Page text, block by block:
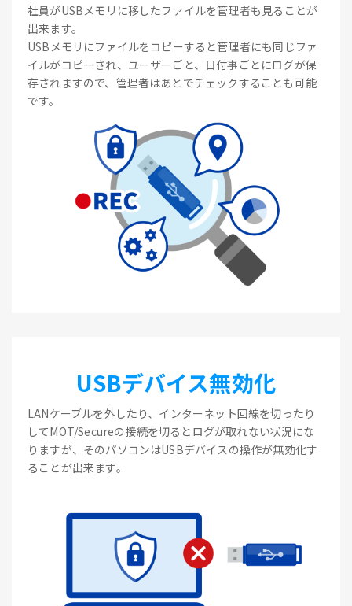
社員がUSBメモリに移したファイルを管理者も見ることが
出来ます。
USBメモリにファイルをコピーすると管理者にも同じファ
イルがコピーされ、ユーザーごと、日付事ごとにログが保
存されますので、管理者はあとでチェックすることも可能
です。
USBデバイス無効化
LANケーブルを外したり、インターネット回線を切ったり
してMOT/Secureの接続を切るとログが取れない状況にな
りますが、そのパソコンはUSBデバイスの操作が無効化す
ることが出来ます。